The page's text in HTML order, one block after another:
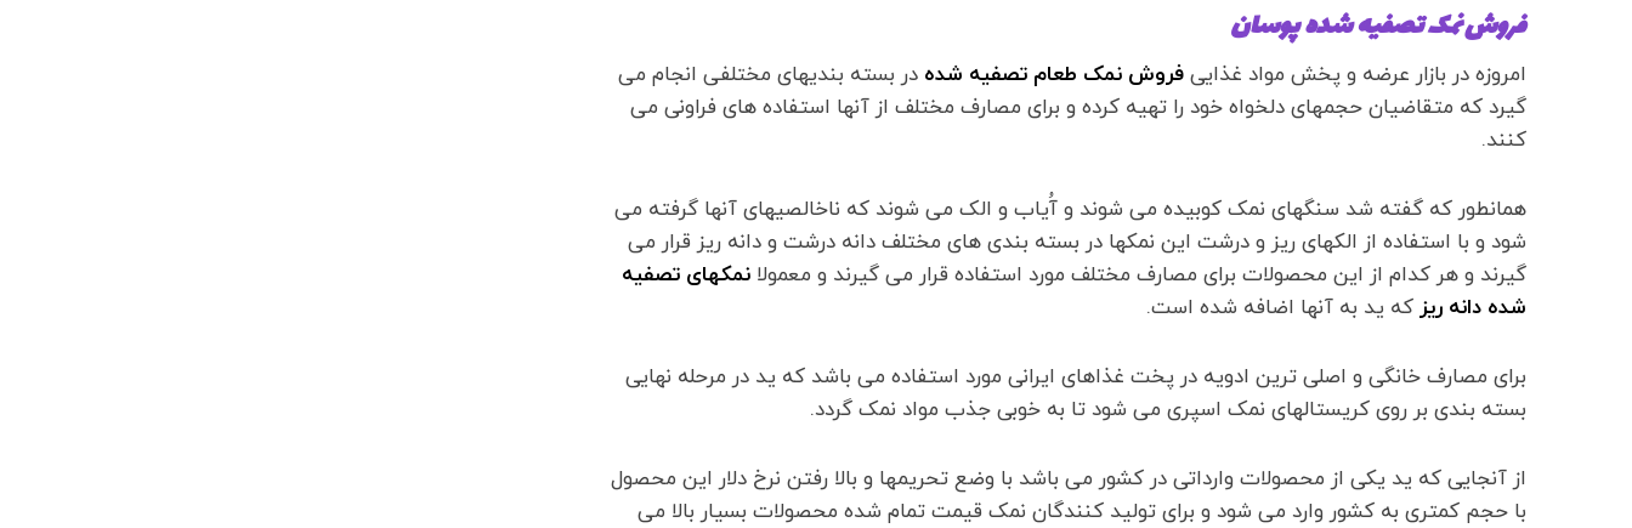
فروش نمک تصفیه شده پوسان
امروزه در بازار عرضه و پخش مواد غذایی فروش نمک طعام تصفیه شده در بسته بندیهای مختلفی انجام می
گیرد که متقاضیان حجمهای دلخواه خود را تهیه کرده و برای مصارف مختلف از آنها استفاده های فراونی می
کنند.
همانطور که گفته شد سنگهای نمک کوبیده می شوند و آُیاب و الک می شوند که ناخالصیهای آنها گرفته می
شود و با استفاده از الکهای ریز و درشت این نمکها در بسته بندی های مختلف دانه درشت و دانه ریز قرار می
گیرند و هر کدام از این محصولات برای مصارف مختلف مورد استفاده قرار می گیرند و معمولا نمکهای تصفیه
شده دانه ریز که ید به آنها اضافه شده است.
برای مصارف خانگی و اصلی ترین ادویه در پخت غذاهای ایرانی مورد استفاده می باشد که ید در مرحله نهایی
بسته بندی بر روی کریستالهای نمک اسپری می شود تا به خوبی جذب مواد نمک گردد.
از آنجایی که ید یکی از محصولات وارداتی در کشور می باشد با وضع تحریمها و بالا رفتن نرخ دلار این محصول
با حجم کمتری به کشور وارد می شود و برای تولید کنندگان نمک قیمت تمام شده محصولات بسیار بالا می